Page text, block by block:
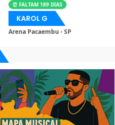
⏰ FALTAM 189 DIAS
KAROL G
Arena Pacaembu - SP